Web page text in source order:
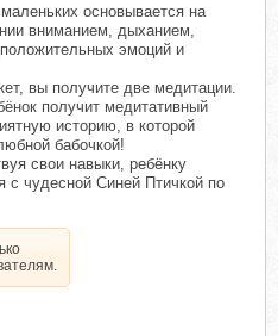
основывается на
вниманием, дыханием,
эмоций и
вы получите две медитации.
получит медитативный
историю, в которой
бабочкой!
свои навыки, ребёнку
с чудесной Синей Птичкой по